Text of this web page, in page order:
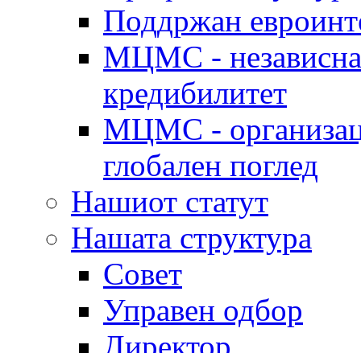
Поддржан
МЦМС - независна
кредибилитет
МЦМС -
глобален поглед
Нашиот статут
Нашата структура
Совет
Управен одбор
Директор